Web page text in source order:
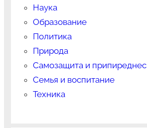
Наука
Образование
Политика
Природа
Самозащита и припиреднес
Семья и воспитание
Техника